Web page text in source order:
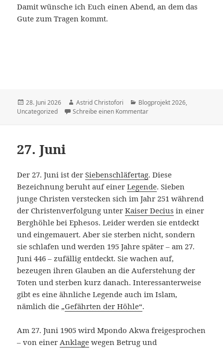
Damit wünsche ich Euch einen Abend, an dem das
Gute zum Tragen kommt.
Veröffentlicht
am
28. Juni 2026 Autor
Astrid Christofori Kategorien
Blogprojekt 2026,
Uncategorized
Schreibe einen Kommentar
27. Juni
Der 27. Juni ist derSiebenschläfertag. Diese
Bezeichnung beruht auf einerLegende. Sieben
junge Christen verstecken sich im Jahr 251 während
der Christenverfolgung unterKaiser Decius in einer
Berghöhle bei Ephesos. Leider werden sie entdeckt
und eingemauert. Aber sie sterben nicht, sondern
sie schlafen und werden 195 Jahre später – am 27.
Juni 446 – zufällig entdeckt. Sie wachen auf,
bezeugen ihren Glauben an die Auferstehung der
Toten und sterben kurz danach. Interessanterweise
gibt es eine ähnliche Legende auch im Islam,
nämlich die „Gefährten der Höhle“.
Am 27. Juni 1905 wird Mpondo Akwa freigesprochen
– von einerAnklage wegen Betrug und